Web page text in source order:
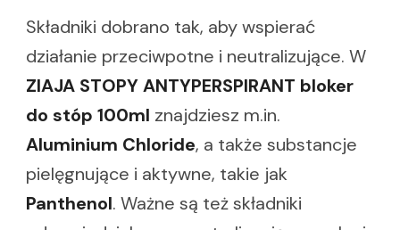
Składniki dobrano tak, aby wspierać
działanie przeciwpotne i neutralizujące. W
ZIAJA STOPY ANTYPERSPIRANT bloker
do stóp 100ml znajdziesz m.in.
Aluminium Chloride, a także substancje
pielęgnujące i aktywne, takie jak
Panthenol. Ważne są też składniki